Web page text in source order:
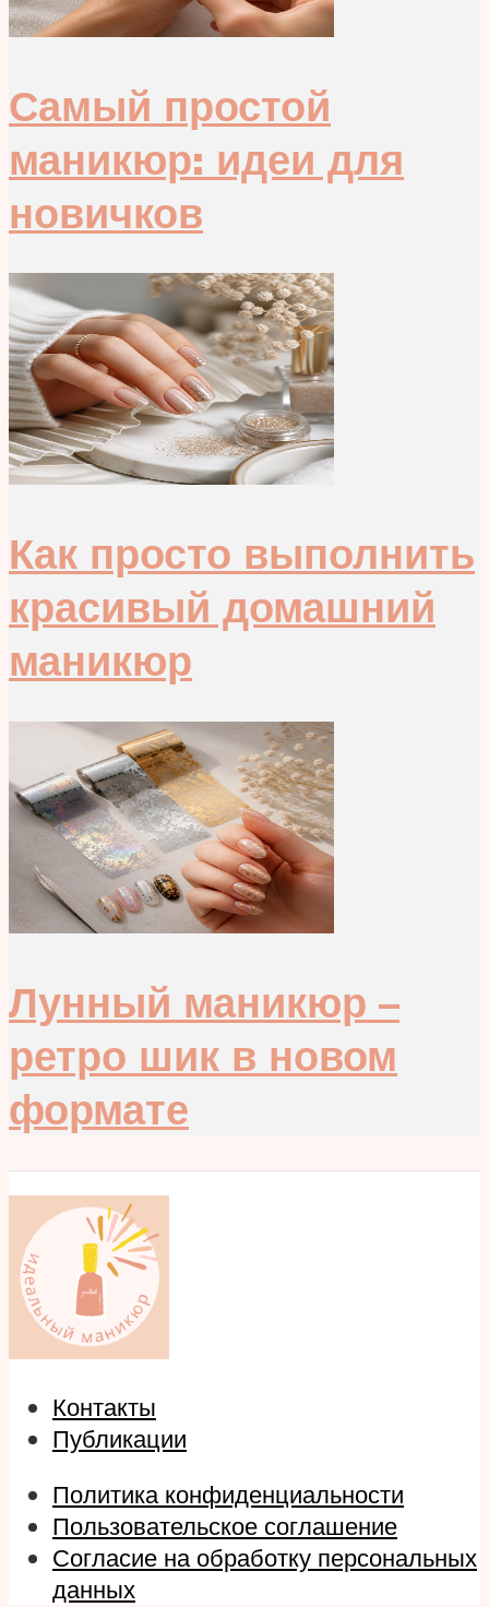
Самый простой
маникюр: идеи для
новичков
Как просто выполнить
красивый домашний
маникюр
Лунный маникюр –
ретро шик в новом
формате
Контакты
Публикации
Политика конфиденциальности
Пользовательское соглашение
Согласие на обработку персональных
данных